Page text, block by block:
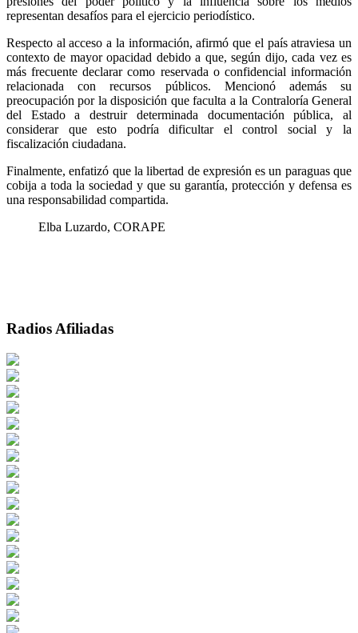
representan desafíos para el ejercicio periodístico.
Respecto al acceso a la información, afirmó que el país atraviesa un
contexto de mayor opacidad debido a que, según dijo, cada vez es
más frecuente declarar como reservada o confidencial información
relacionada con recursos públicos. Mencionó además su
preocupación por la disposición que faculta a la Contraloría General
del Estado a destruir determinada documentación pública, al
considerar que esto podría dificultar el control social y la
fiscalización ciudadana.
Finalmente, enfatizó que la libertad de expresión es un paraguas que
cobija a toda la sociedad y que su garantía, protección y defensa es
una responsabilidad compartida.
Elba Luzardo, CORAPE
Radios Afiliadas